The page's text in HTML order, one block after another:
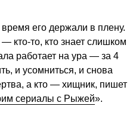
его держали в плену.
кто-то, кто знает слишком
работает на ура — за 4
и усомниться, и снова
а кто — хищник, пишет
сериалы с Рыжей».